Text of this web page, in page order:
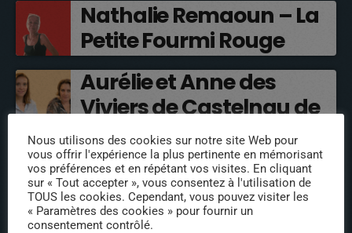
Nathalie Remaoun – La
Petite Fourmi Rouge
Aurélie et Anne des
Viviers de Castelnau de
Médoc
Olivier Cacheur
Nous utilisons des cookies sur notre site Web pour
vous offrir l'expérience la plus pertinente en mémorisant
vos préférences et en répétant vos visites. En cliquant
sur « Tout accepter », vous consentez à l'utilisation de
TOUS les cookies. Cependant, vous pouvez visiter les
« Paramètres des cookies » pour fournir un
consentement contrôlé.